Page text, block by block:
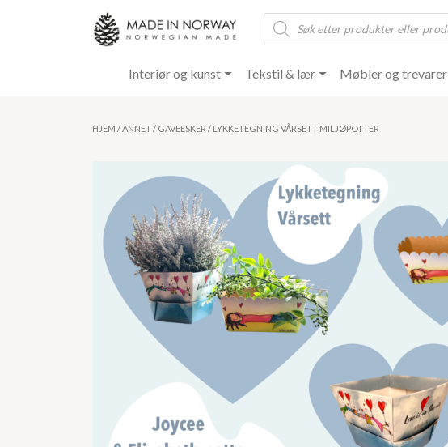
Products
search
Interiør og kunst Tekstil & lær Møbler og trevarer
HJEM /ANNET/ GAVEESKER / LYKKETEGNING VÅRSETT MILJØPOTTER